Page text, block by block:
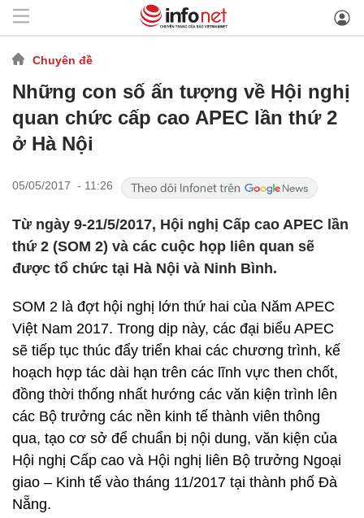
Chuyên đề
Những con số ấn tượng về Hội nghị
quan chức cấp cao APEC lần thứ 2
ở Hà Nội
05/05/2017 - 11:26
Từ ngày 9-21/5/2017, Hội nghị Cấp cao APEC lần
thứ 2 (SOM 2) và các cuộc họp liên quan sẽ
được tổ chức tại Hà Nội và Ninh Bình.
SOM 2 là đợt hội nghị lớn thứ hai của Năm APEC
Việt Nam 2017. Trong dịp này, các đại biểu APEC
sẽ tiếp tục thúc đẩy triển khai các chương trình, kế
hoạch hợp tác dài hạn trên các lĩnh vực then chốt,
đồng thời thống nhất hướng các văn kiện trình lên
các Bộ trưởng các nền kinh tế thành viên thông
qua, tạo cơ sở để chuẩn bị nội dung, văn kiện của
Hội nghị Cấp cao và Hội nghị liên Bộ trưởng Ngoại
giao – Kinh tế vào tháng 11/2017 tại thành phố Đà
Nẵng.